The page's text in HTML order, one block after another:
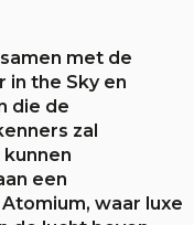
met de
in the Sky en
die de
zal
een
waar luxe